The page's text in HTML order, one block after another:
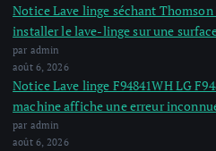
Notice Lave linge séchant
installer le lave-linge sur une
par admin
août 6, 2026
Notice Lave linge F94841WH LG
machine affiche une erreur
par admin
août 6, 2026